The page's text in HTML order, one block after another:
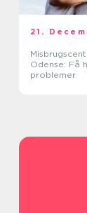
21.
Odense: Få
problemer